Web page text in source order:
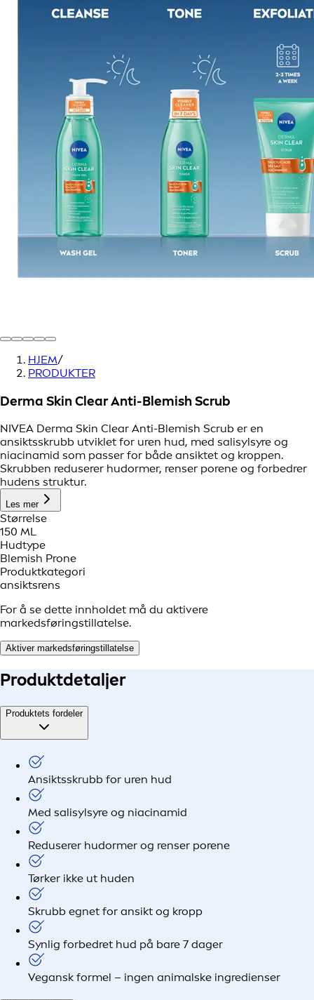
HJEM/
PRODUKTER
Derma Skin Clear Anti-Blemish Scrub
NIVEA Derma Skin Clear Anti-Blemish Scrub er en
ansiktsskrubb utviklet for uren hud, med salisylsyre og
niacinamid som passer for både ansiktet og kroppen.
Skrubben reduserer hudormer, renser porene og forbedrer
hudens struktur.
Les mer
Størrelse
150 ML
Hudtype
Blemish Prone
Produktkategori
ansiktsrens
For å se dette innholdet må du aktivere
markedsføringstillatelse.
Aktiver markedsføringstillatelse
Produktdetaljer
Produktets fordeler
Ansiktsskrubb for uren hud
Med salisylsyre og niacinamid
Reduserer hudormer og renser porene
Tørker ikke ut huden
Skrubb egnet for ansikt og kropp
Synlig forbedret hud på bare 7 dager
Vegansk formel – ingen animalske ingredienser